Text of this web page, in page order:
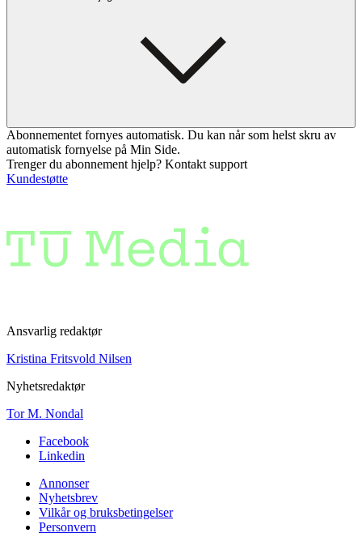
Abonnementet fornyes automatisk. Du kan når som helst skru av
automatisk fornyelse på Min Side.
Trenger du abonnement hjelp? Kontakt support
Kundestøtte
Ansvarlig redaktør
Kristina Fritsvold Nilsen
Nyhetsredaktør
Tor M. Nondal
Facebook
Linkedin
Annonser
Nyhetsbrev
Vilkår og bruksbetingelser
Personvern